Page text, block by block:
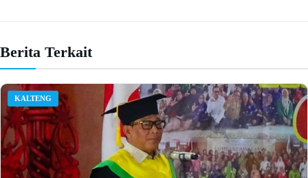
Berita Terkait
KALTENG